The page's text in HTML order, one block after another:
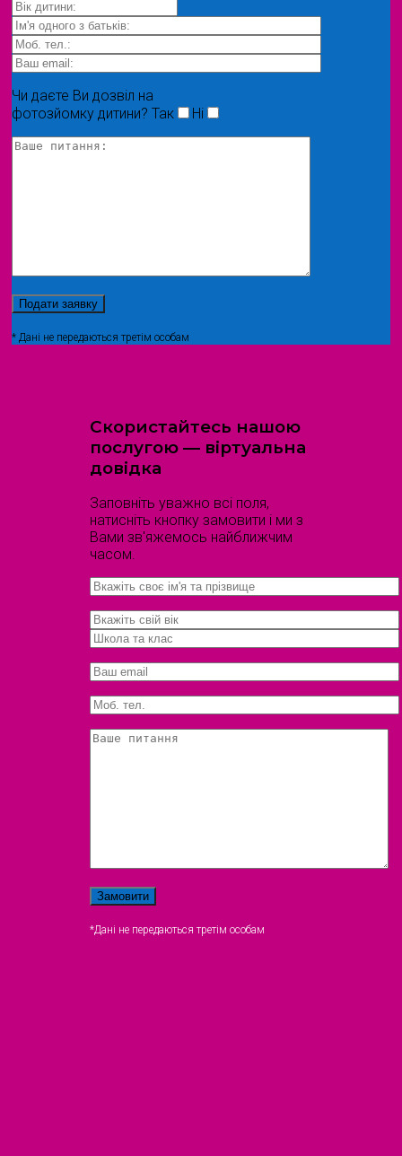
Чи даєте Ви дозвіл на
фотозйомку дитини? Так Ні
* Дані не передаються третім особам
Скористайтесь нашою
послугою — віртуальна
довідка
Заповніть уважно всі поля,
натисніть кнопку замовити і ми з
Вами зв'яжемось найближчим
часом.
*Дані не передаються третім особам